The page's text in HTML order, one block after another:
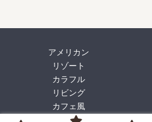
アメリカン
リゾート
カラフル
リビング
カフェ風
プロフィール